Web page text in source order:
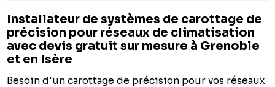
Installateur de systèmes de carottage de
précision pour réseaux de climatisation
avec devis gratuit sur mesure à Grenoble
et en Isère
Besoin d'un carottage de précision pour vos réseaux